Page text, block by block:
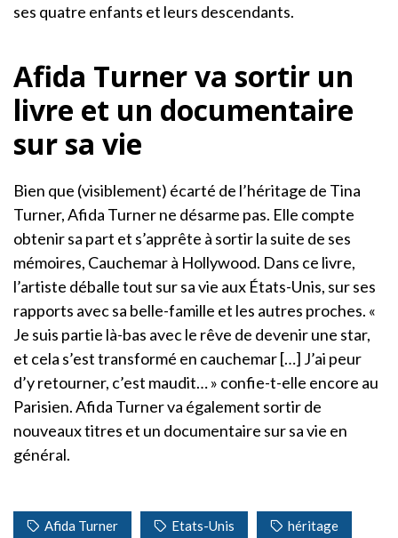
ses quatre enfants et leurs descendants.
Afida Turner va sortir un
livre et un documentaire
sur sa vie
Bien que (visiblement) écarté de l’héritage de Tina
Turner, Afida Turner ne désarme pas. Elle compte
obtenir sa part et s’apprête à sortir la suite de ses
mémoires, Cauchemar à Hollywood. Dans ce livre,
l’artiste déballe tout sur sa vie aux États-Unis, sur ses
rapports avec sa belle-famille et les autres proches. «
Je suis partie là-bas avec le rêve de devenir une star,
et cela s’est transformé en cauchemar […] J’ai peur
d’y retourner, c’est maudit… » confie-t-elle encore au
Parisien. Afida Turner va également sortir de
nouveaux titres et un documentaire sur sa vie en
général.
Afida Turner Etats-Unis héritage